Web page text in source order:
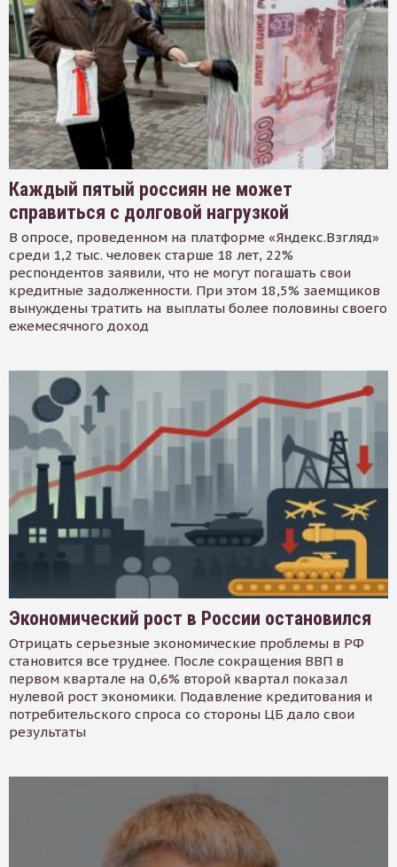
Каждый пятый россиян не может
справиться с долговой нагрузкой
В опросе, проведенном на платформе «Яндекс.Взгляд»
среди 1,2 тыс. человек старше 18 лет, 22%
респондентов заявили, что не могут погашать свои
кредитные задолженности. При этом 18,5% заемщиков
вынуждены тратить на выплаты более половины своего
ежемесячного доход
Экономический рост в России остановился
Отрицать серьезные экономические проблемы в РФ
становится все труднее. После сокращения ВВП в
первом квартале на 0,6% второй квартал показал
нулевой рост экономики. Подавление кредитования и
потребительского спроса со стороны ЦБ дало свои
результаты